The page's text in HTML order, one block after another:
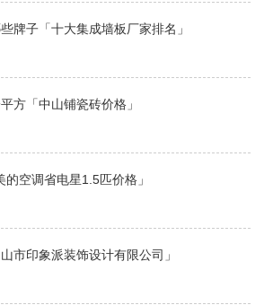
牌子「十大集成墙板厂家排名」
方「中山铺瓷砖价格」
空调省电星1.5匹价格」
市印象派装饰设计有限公司」